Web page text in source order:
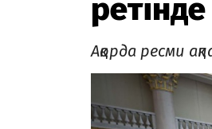
Ақорда ресми